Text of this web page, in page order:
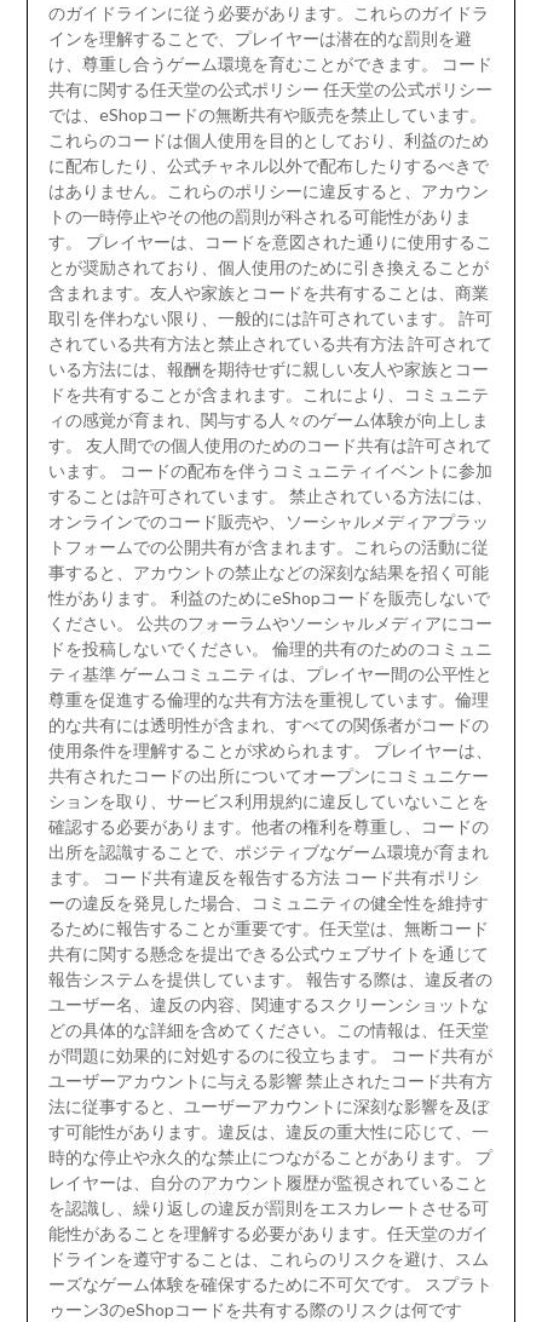
のガイドラインに従う必要があります。これらのガイドラ
インを理解することで、プレイヤーは潜在的な罰則を避
け、尊重し合うゲーム環境を育むことができます。 コード
共有に関する任天堂の公式ポリシー 任天堂の公式ポリシー
では、eShopコードの無断共有や販売を禁止しています。
これらのコードは個人使用を目的としており、利益のため
に配布したり、公式チャネル以外で配布したりするべきで
はありません。これらのポリシーに違反すると、アカウン
トの一時停止やその他の罰則が科される可能性がありま
す。 プレイヤーは、コードを意図された通りに使用するこ
とが奨励されており、個人使用のために引き換えることが
含まれます。友人や家族とコードを共有することは、商業
取引を伴わない限り、一般的には許可されています。 許可
されている共有方法と禁止されている共有方法 許可されて
いる方法には、報酬を期待せずに親しい友人や家族とコー
ドを共有することが含まれます。これにより、コミュニテ
ィの感覚が育まれ、関与する人々のゲーム体験が向上しま
す。 友人間での個人使用のためのコード共有は許可されて
います。 コードの配布を伴うコミュニティイベントに参加
することは許可されています。 禁止されている方法には、
オンラインでのコード販売や、ソーシャルメディアプラッ
トフォームでの公開共有が含まれます。これらの活動に従
事すると、アカウントの禁止などの深刻な結果を招く可能
性があります。 利益のためにeShopコードを販売しないで
ください。 公共のフォーラムやソーシャルメディアにコー
ドを投稿しないでください。 倫理的共有のためのコミュニ
ティ基準 ゲームコミュニティは、プレイヤー間の公平性と
尊重を促進する倫理的な共有方法を重視しています。倫理
的な共有には透明性が含まれ、すべての関係者がコードの
使用条件を理解することが求められます。 プレイヤーは、
共有されたコードの出所についてオープンにコミュニケー
ションを取り、サービス利用規約に違反していないことを
確認する必要があります。他者の権利を尊重し、コードの
出所を認識することで、ポジティブなゲーム環境が育まれ
ます。 コード共有違反を報告する方法 コード共有ポリシ
ーの違反を発見した場合、コミュニティの健全性を維持す
るために報告することが重要です。任天堂は、無断コード
共有に関する懸念を提出できる公式ウェブサイトを通じて
報告システムを提供しています。 報告する際は、違反者の
ユーザー名、違反の内容、関連するスクリーンショットな
どの具体的な詳細を含めてください。この情報は、任天堂
が問題に効果的に対処するのに役立ちます。 コード共有が
ユーザーアカウントに与える影響 禁止されたコード共有方
法に従事すると、ユーザーアカウントに深刻な影響を及ぼ
す可能性があります。違反は、違反の重大性に応じて、一
時的な停止や永久的な禁止につながることがあります。 プ
レイヤーは、自分のアカウント履歴が監視されていること
を認識し、繰り返しの違反が罰則をエスカレートさせる可
能性があることを理解する必要があります。任天堂のガイ
ドラインを遵守することは、これらのリスクを避け、スム
ーズなゲーム体験を確保するために不可欠です。 スプラト
ゥーン3のeShopコードを共有する際のリスクは何です